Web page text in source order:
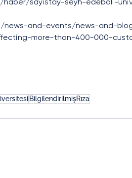
and-events/news-and-
more-than-400-000-
BilgilendirilmişRıza